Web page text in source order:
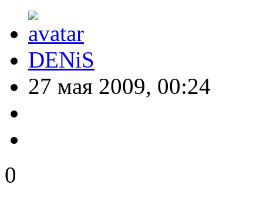
DENiS
27 мая 2009, 00:24
0